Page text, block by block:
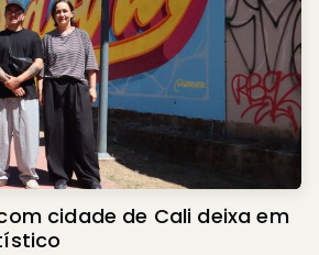
de Cali deixa em